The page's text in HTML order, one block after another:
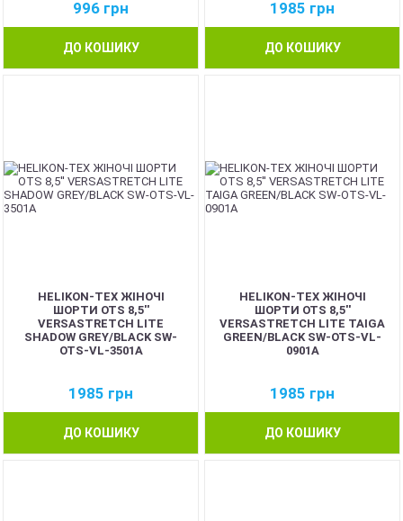
996 грн
ДО КОШИКУ
1985 грн
ДО КОШИКУ
HELIKON-TEX ЖІНОЧІ
ШОРТИ OTS 8,5''
VERSASTRETCH LITE
SHADOW GREY/BLACK SW-
OTS-VL-3501A
1985 грн
ДО КОШИКУ
HELIKON-TEX ЖІНОЧІ
ШОРТИ OTS 8,5''
VERSASTRETCH LITE TAIGA
GREEN/BLACK SW-OTS-VL-
0901A
1985 грн
ДО КОШИКУ